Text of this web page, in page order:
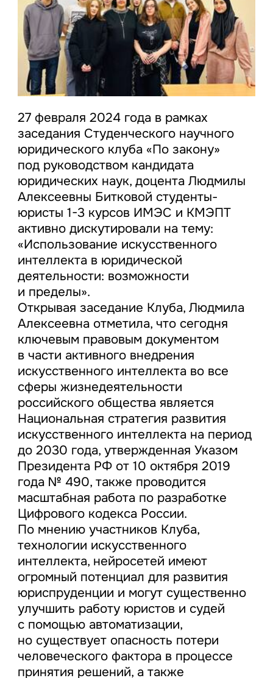
27 февраля 2024 года в рамках
заседания Студенческого научного
юридического клуба «По закону»
под руководством кандидата
юридических наук, доцента Людмилы
Алексеевны Битковой студенты-
юристы 1-3 курсов ИМЭС и КМЭПТ
активно дискутировали на тему:
«Использование искусственного
интеллекта в юридической
деятельности: возможности
и пределы».
Открывая заседание Клуба, Людмила
Алексеевна отметила, что сегодня
ключевым правовым документом
в части активного внедрения
искусственного интеллекта во все
сферы жизнедеятельности
российского общества является
Национальная стратегия развития
искусственного интеллекта на период
до 2030 года, утвержденная Указом
Президента РФ от 10 октября 2019
года № 490, также проводится
масштабная работа по разработке
Цифрового кодекса России.
По мнению участников Клуба,
технологии искусственного
интеллекта, нейросетей имеют
огромный потенциал для развития
юриспруденции и могут существенно
улучшить работу юристов и судей
с помощью автоматизации,
но существует опасность потери
человеческого фактора в процессе
принятия решений, а также